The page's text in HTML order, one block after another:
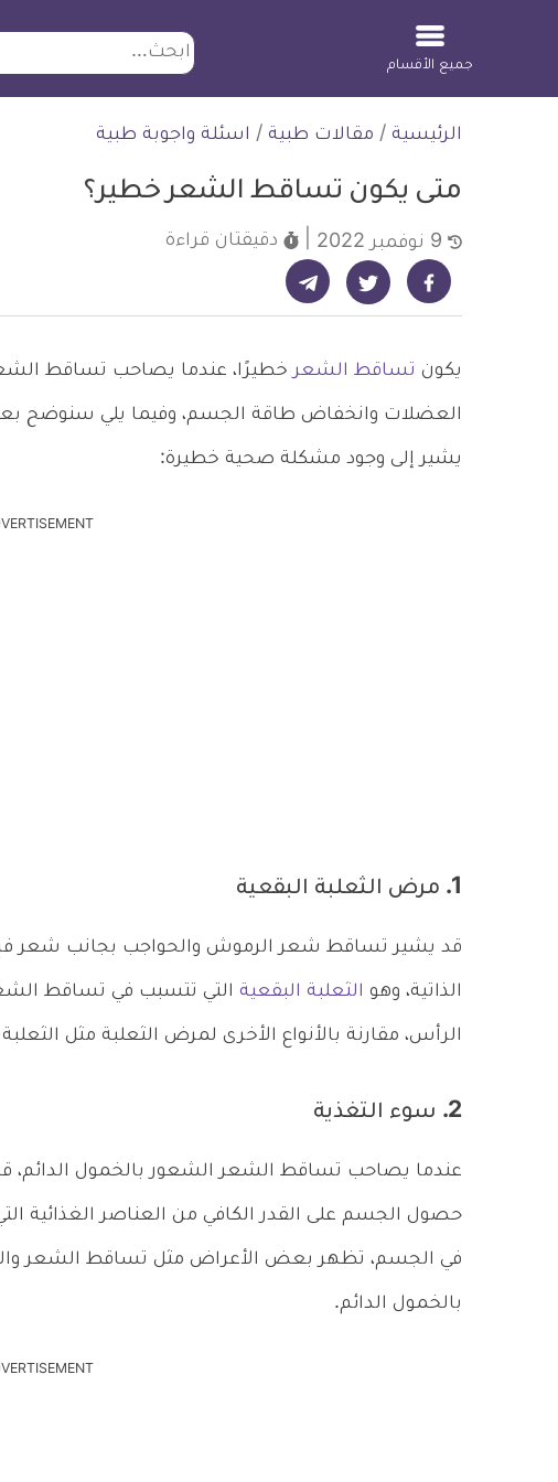
ابحث
جميع الأقسام
الرئيسية / مقالات طبية / اسئلة واجوبة طبية
متى يكون تساقط الشعر خطير؟
دقيقتان قراءة
شارك على فيسبوك - ديلي ميديكال انفو شارك على تويتر - ديلي ميديكال انفو شارك على تيليجرام - ديلي ميديكال انفو
يكون تساقط الشعر خطيرًا، عندما يصاحب تساقط
العضلات وانخفاض طاقة الجسم، وفيما يلي سنوضح
يشير إلى وجود مشكلة صحية خطيرة:
1. مرض الثعلبة البقعية
قد يشير تساقط شعر الرموش والحواجب بجانب شعر
الذاتية، وهو الثعلبة البقعية التي تتسبب في تساقط
الرأس، مقارنة بالأنواع الأخرى لمرض الثعلبة مثل الثعلبة
2. سوء التغذية
عندما يصاحب تساقط الشعر الشعور بالخمول الدائم،
حصول الجسم على القدر الكافي من العناصر الغذائية
في الجسم، تظهر بعض الأعراض مثل تساقط الشعر
بالخمول الدائم.